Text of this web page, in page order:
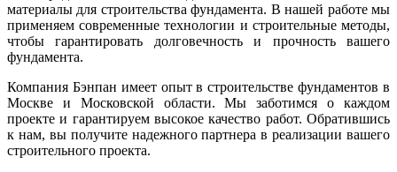
материалы для строительства фундамента. В нашей работе мы
применяем современные технологии и строительные методы,
чтобы гарантировать долговечность и прочность вашего
фундамента.
Компания Бэнпан имеет опыт в строительстве фундаментов в
Москве и Московской области. Мы заботимся о каждом
проекте и гарантируем высокое качество работ. Обратившись
к нам, вы получите надежного партнера в реализации вашего
строительного проекта.